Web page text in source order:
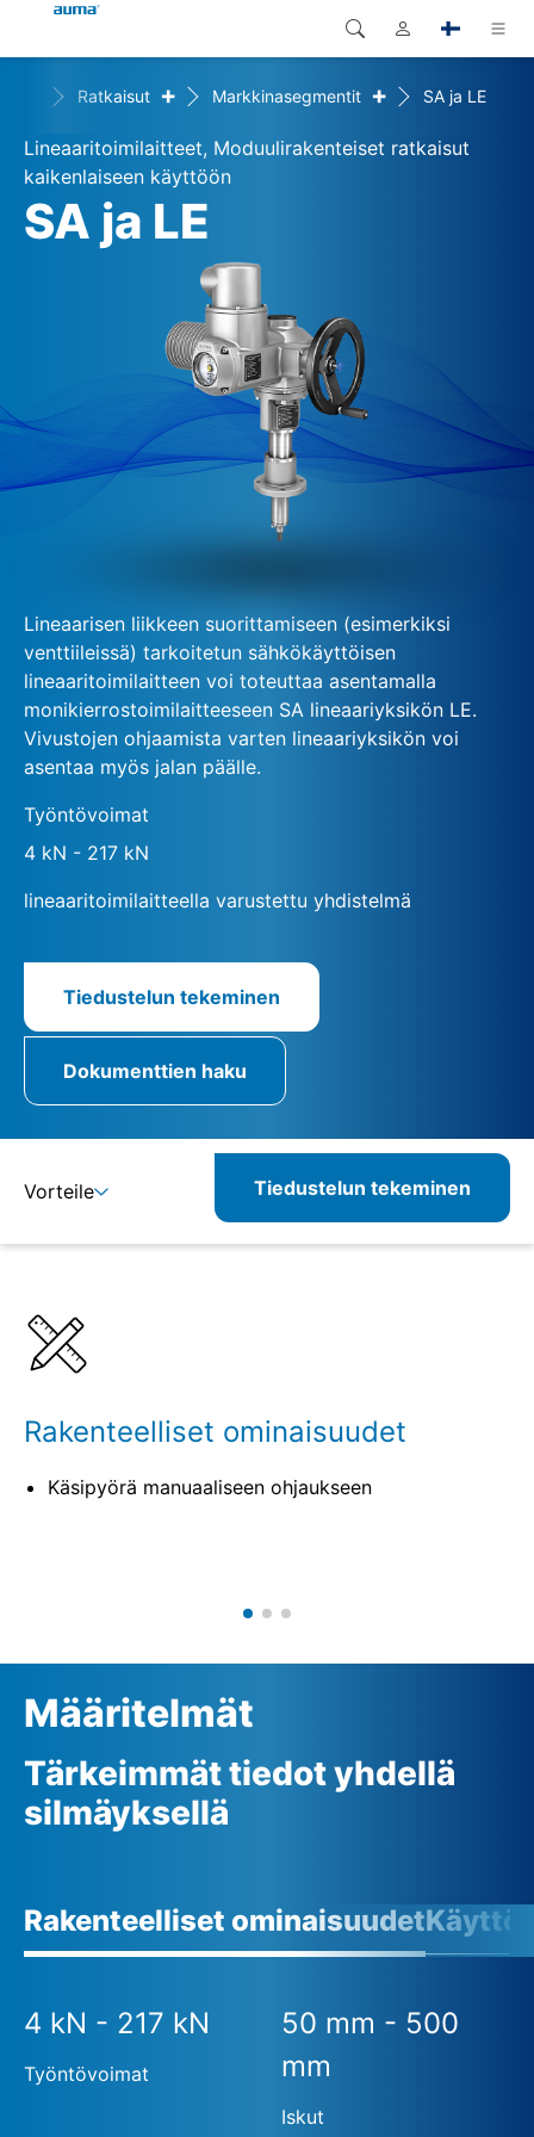
Tuotteet
Ratkaisut
Dokumentit
Yhteystiedot
Global
Eurooppa
Aasia ja Tyynen valtameren
Pohjois-Amerikka
Haku
Ratkaisut + Markkinasegmentit + SA ja LE
Lineaaritoimilaitteet, Moduulirakenteiset ratkaisut
kaikenlaiseen käyttöön
SA ja LE
Lineaarisen liikkeen suorittamiseen (esimerkiksi
venttiileissä) tarkoitetun sähkökäyttöisen
lineaaritoimilaitteen voi toteuttaa asentamalla
monikierrostoimilaitteeseen SA lineaariyksikön LE.
Vivustojen ohjaamista varten lineaariyksikön voi
asentaa myös jalan päälle.
Työntövoimat
4 kN - 217 kN
lineaaritoimilaitteella varustettu yhdistelmä
Tiedustelun tekeminen
Dokumenttien haku
Vorteile
Yhdisteltävät tuotteet
Tiedustelun tekeminen
Rakenteelliset ominaisuudet
Käsipyörä manuaaliseen ohjaukseen
Määritelmät
Tärkeimmät tiedot yhdellä
silmäyksellä
Rakenteelliset ominaisuudet
4 kN - 217 kN
Työntövoimat
50 mm - 500
mm
Iskut